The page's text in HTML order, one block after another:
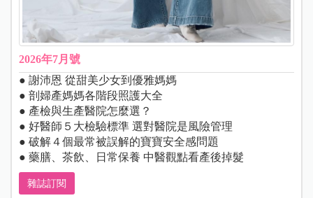
2026年7月號
● 謝沛恩 從甜美少女到優雅媽媽
● 剖婦產媽媽各階段照護大全
● 產檢與生產醫院怎麼選？
● 好醫師５大檢驗標準 選對醫院是風險管理
● 破解４個最常被誤解的寶寶安全感問題
● 藥膳、茶飲、日常保養 中醫觀點看產後掉髮
雜誌訂閱